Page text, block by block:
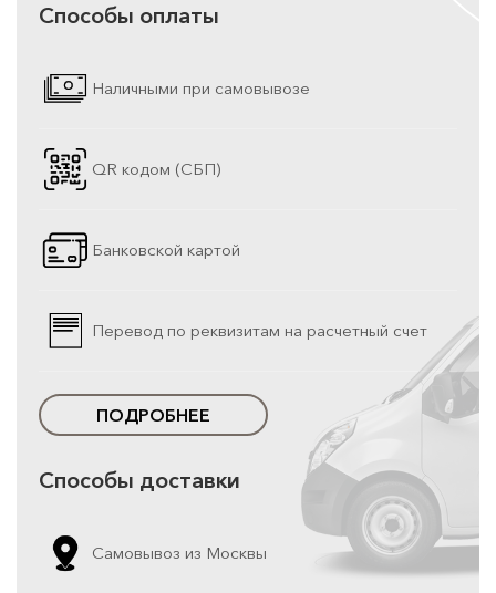
Способы оплаты
Наличными при самовывозе
QR кодом (СБП)
Банковской картой
Перевод по реквизитам на расчетный счет
ПОДРОБНЕЕ
Способы доставки
Самовывоз из Москвы